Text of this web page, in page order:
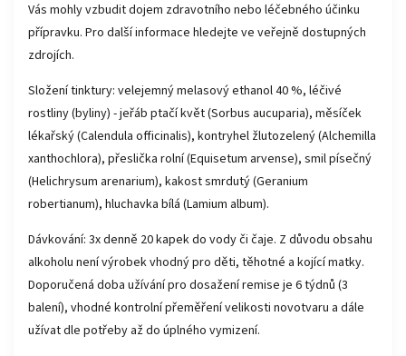
Vás mohly vzbudit dojem zdravotního nebo léčebného účinku
přípravku. Pro další informace hledejte ve veřejně dostupných
zdrojích.
Složení tinktury: velejemný melasový ethanol 40 %, léčivé
rostliny (byliny) - jeřáb ptačí květ (Sorbus aucuparia), měsíček
lékařský (Calendula officinalis), kontryhel žlutozelený (Alchemilla
xanthochlora), přeslička rolní (Equisetum arvense), smil písečný
(Helichrysum arenarium), kakost smrdutý (Geranium
robertianum), hluchavka bílá (Lamium album).
Dávkování: 3x denně 20 kapek do vody či čaje. Z důvodu obsahu
alkoholu není výrobek vhodný pro děti, těhotné a kojící matky.
Doporučená doba užívání pro dosažení remise je 6 týdnů (3
balení), vhodné kontrolní přeměření velikosti novotvaru a dále
užívat dle potřeby až do úplného vymizení.